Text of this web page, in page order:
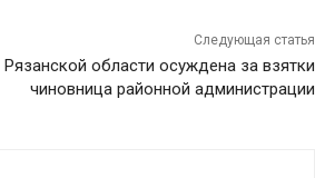
Следующая статья
Рязанской области осуждена за взятки
чиновница районной администрации